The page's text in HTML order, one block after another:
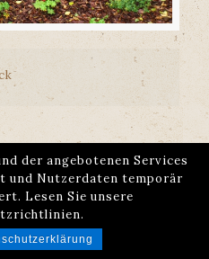
GmbH | Website by
Baron
der angebotenen Services
und Nutzerdaten temporär
Lesen Sie unsere